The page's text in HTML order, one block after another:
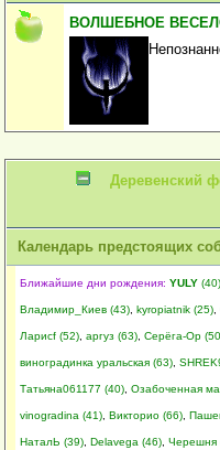
ВОЛШЕБНОЕ
Деревенский
Календарь предстоящих
Ближайшие дни рождения: YULY (40)
Владимир_Киев (43), kyropiatnik (25),
Ларисf (52), аргуз (63), Серёга-Ор
виноградинка уральская (63),
Татьяна061177 (40), Озабоченная
vinogradina (41), Викторио (66),
НаталЬ (39), Delavega (46), Черешня